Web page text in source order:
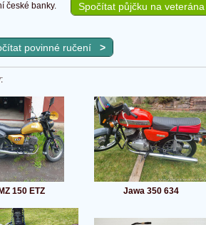
české banky. Spočítat půjčku na veterána
povinné ručení >
MZ 150 ETZ
Jawa 350 634